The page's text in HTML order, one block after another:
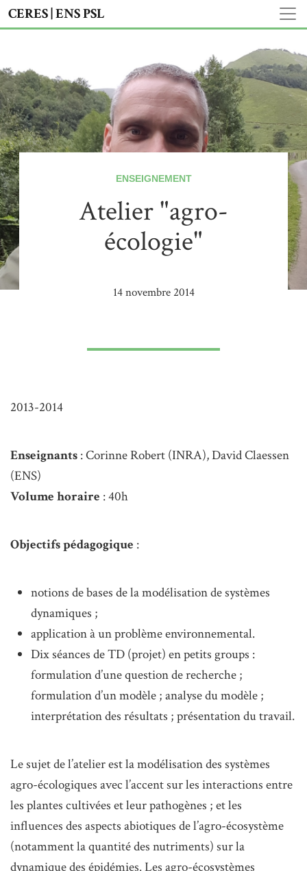
CERES | ENS PSL
ENSEIGNEMENT
Atelier "agro-
écologie"
14 novembre 2014
2013-2014
Enseignants : Corinne Robert (INRA), David Claessen
(ENS)
Volume horaire : 40h
Objectifs pédagogique :
notions de bases de la modélisation de systèmes
dynamiques ;
application à un problème environnemental.
Dix séances de TD (projet) en petits groups :
formulation d’une question de recherche ;
formulation d’un modèle ; analyse du modèle ;
interprétation des résultats ; présentation du travail.
Le sujet de l’atelier est la modélisation des systèmes
agro-écologiques avec l’accent sur les interactions entre
les plantes cultivées et leur pathogènes ; et les
influences des aspects abiotiques de l’agro-écosystème
(notamment la quantité des nutriments) sur la
dynamique des épidémies. Les agro-écosystèmes